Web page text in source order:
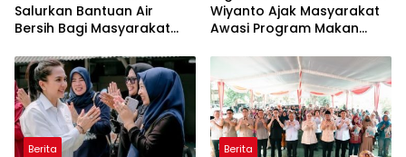
Salurkan Bantuan Air
Bersih Bagi Masyarakat
Di Maros
Wiyanto Ajak Masyarakat
Awasi Program Makan
Sasaran
Berita Berita